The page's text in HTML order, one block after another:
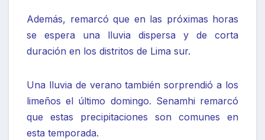
Además, remarcó que en las próximas horas
se espera una lluvia dispersa y de corta
duración en los distritos de Lima sur.
Una lluvia de verano también sorprendió a los
limeños el último domingo. Senamhi remarcó
que estas precipitaciones son comunes en
esta temporada.